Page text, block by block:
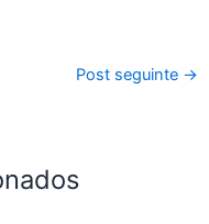
Post seguinte →